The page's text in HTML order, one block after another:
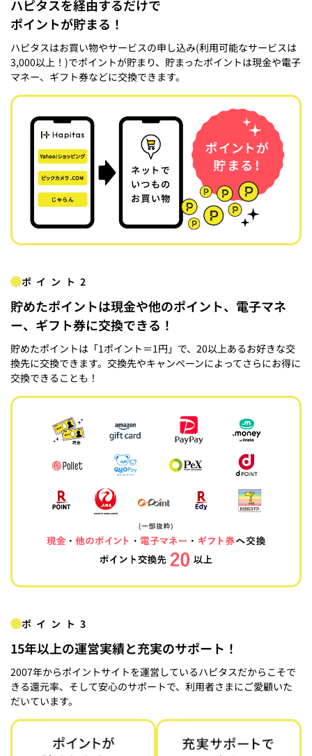
ハピタスを経由するだけで
ポイントが貯まる！
ハピタスはお買い物やサービスの申し込み(利用可能なサービスは
3,000以上！)でポイントが貯まり、貯まったポイントは現金や電子
マネー、ギフト券などに交換できます。
ポイント2
貯めたポイントは現金や他のポイント、電子マネ
ー、ギフト券に交換できる！
貯めたポイントは「1ポイント＝1円」で、20以上あるお好きな交
換先に交換できます。交換先やキャンペーンによってさらにお得に
交換できることも！
ポイント3
15年以上の運営実績と充実のサポート！
2007年からポイントサイトを運営しているハピタスだからこそで
きる還元率、そして安心のサポートで、利用者さまにご愛顧いた
だいています。